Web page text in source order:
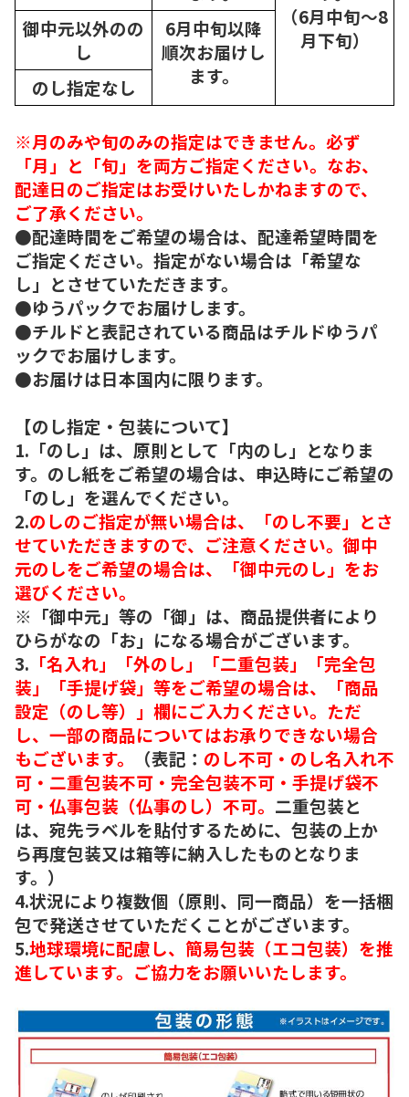
（6月中旬～8
月下旬）
御中元以外のの
し
6月中旬以降
順次お届けし
ます。
のし指定なし
※月のみや旬のみの指定はできません。必ず
「月」と「旬」を両方ご指定ください。なお、
配達日のご指定はお受けいたしかねますので、
ご了承ください。
●配達時間をご希望の場合は、配達希望時間を
ご指定ください。指定がない場合は「希望な
し」とさせていただきます。
●ゆうパックでお届けします。
●チルドと表記されている商品はチルドゆうパ
ックでお届けします。
●お届けは日本国内に限ります。
【のし指定・包装について】
1.「のし」は、原則として「内のし」となりま
す。のし紙をご希望の場合は、申込時にご希望の
「のし」を選んでください。
2.のしのご指定が無い場合は、「のし不要」とさ
せていただきますので、ご注意ください。御中
元のしをご希望の場合は、「御中元のし」をお
選びください。
※「御中元」等の「御」は、商品提供者により
ひらがなの「お」になる場合がございます。
3. 「名入れ」「外のし」「二重包装」「完全包
装」「手提げ袋」等をご希望の場合は、「商品
設定（のし等）」欄にご入力ください。ただ
し、一部の商品についてはお承りできない場合
もございます。
（表記： のし不可・のし名入れ不
可・二重包装不可・完全包装不可・手提げ袋不
可・仏事包装（仏事のし）不可。 二重包装と
は、宛先ラベルを貼付するために、包装の上か
ら再度包装又は箱等に納入したものとなりま
す。）
4.状況により複数個（原則、同一商品）を一括梱
包で発送させていただくことがございます。
5.地球環境に配慮し、簡易包装（エコ包装）を推
進しています。ご協力をお願いいたします。